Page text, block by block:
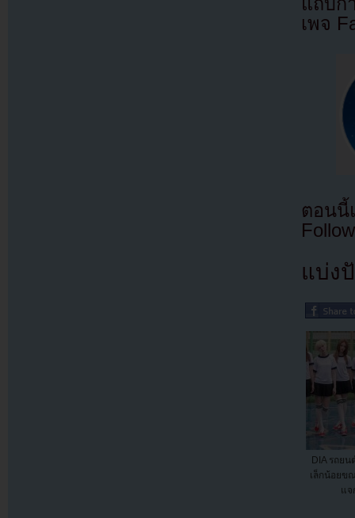
เพจ
ตอนนี้
แบ่ง
DIA รถย
เล็กน้อยข
แจ